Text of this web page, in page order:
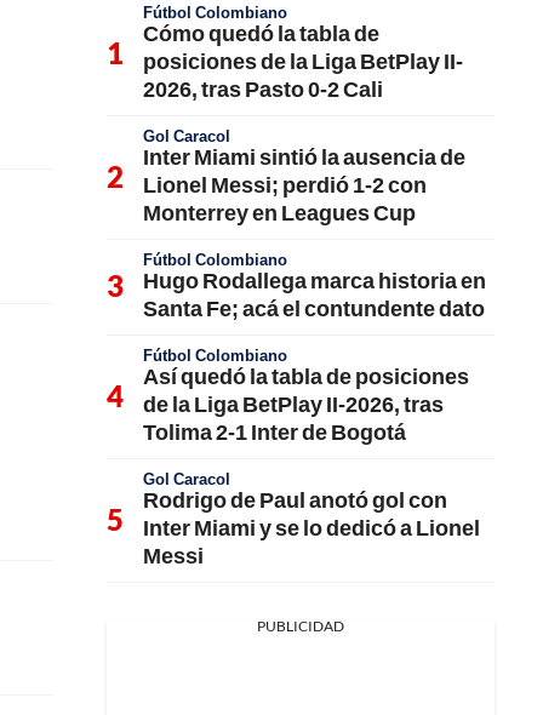
Fútbol Colombiano
Cómo quedó la tabla de
posiciones de la Liga BetPlay II-
2026, tras Pasto 0-2 Cali
Gol Caracol
Inter Miami sintió la ausencia de
Lionel Messi; perdió 1-2 con
Monterrey en Leagues Cup
Fútbol Colombiano
Hugo Rodallega marca historia en
Santa Fe; acá el contundente dato
Fútbol Colombiano
Así quedó la tabla de posiciones
de la Liga BetPlay II-2026, tras
Tolima 2-1 Inter de Bogotá
Gol Caracol
Rodrigo de Paul anotó gol con
Inter Miami y se lo dedicó a Lionel
Messi
PUBLICIDAD